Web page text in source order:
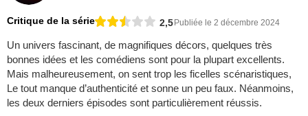
Critique de la série 2,5 Publiée le 2 décembre 2024
Un univers fascinant, de magnifiques décors, quelques très
bonnes idées et les comédiens sont pour la plupart excellents.
Mais malheureusement, on sent trop les ficelles scénaristiques,
Le tout manque d’authenticité et sonne un peu faux. Néanmoins,
les deux derniers épisodes sont particulièrement réussis.